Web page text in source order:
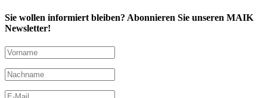
Sie wollen informiert bleiben? Abonnieren Sie unseren MAIK
Newsletter!